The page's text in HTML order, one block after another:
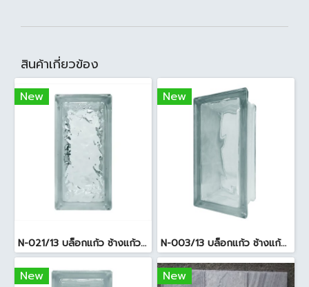
สินค้าเกี่ยวข้อง
New
N-021/13 บล็อกแก้ว ช้างแก้ว WOW แก้วประดับฟ้า ( 24X11.5X8cm )
New
N-003/13 บล็อกแก้ว ช้างแก้ว WOW พริ้วแก้ว ( 24x11.5x8cm )
New New